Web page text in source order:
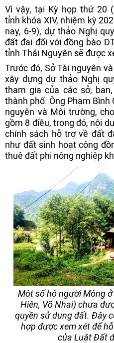
Vì vậy, tại Kỳ họp thứ 20
tỉnh khóa XIV, nhiệm kỳ
nay, 6-9), dự thảo Nghị
đất đai đối với đồng bào
tỉnh Thái Nguyên sẽ được
Trước đó, Sở Tài nguyên
xây dựng dự thảo Nghị
tham gia của các sở,
thành phố. Ông Phạm Bình
nguyên và Môi trường,
gồm 8 điều, trong đó, nội
chính sách hỗ trợ về đất
như đất sinh hoạt cộng
thuê đất phi nông nghiệp
Một số hộ người Mông
Hiên, Võ Nhai) chưa
quyền sử dụng đất. Đây
hợp được xem xét để
của Luật Đất